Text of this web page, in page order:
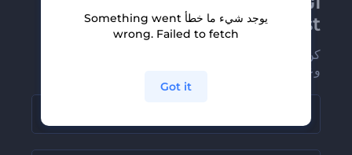
Renderforest الإخبارية
كن من بين أوائل من يستلمون أحدث أخبارنا
وعروضنا
يوجد شيء ما خطأ Something went
wrong. Failed to fetch
Got it